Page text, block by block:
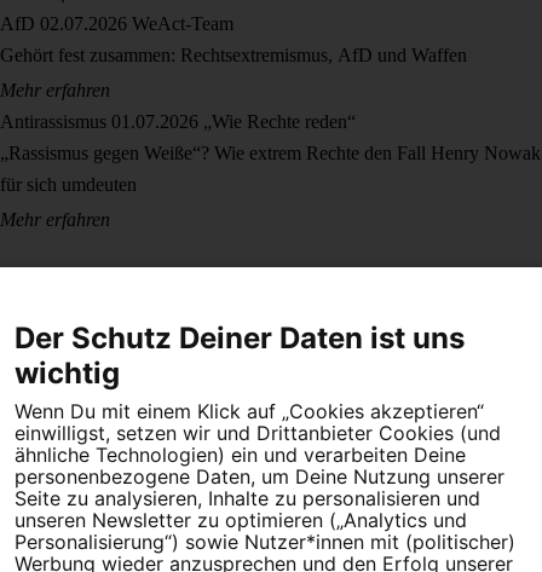
AfD 02.07.2026 WeAct-Team
Gehört fest zusammen: Rechtsextremismus, AfD und Waffen
Mehr erfahren
Antirassismus 01.07.2026 „Wie Rechte reden“
„Rassismus gegen Weiße“? Wie extrem Rechte den Fall Henry Nowak
für sich umdeuten
Mehr erfahren
Dein Engagement macht den Unterschied. Schließe Dich 4,5
Millionen Menschen an.
Newsletter bestellen
Der Schutz Deiner Daten ist uns
wichtig
Wenn Du mit einem Klick auf „Cookies akzeptieren“
einwilligst, setzen wir und Drittanbieter Cookies (und
ähnliche Technologien) ein und verarbeiten Deine
personenbezogene Daten, um Deine Nutzung unserer
Seite zu analysieren, Inhalte zu personalisieren und
unseren Newsletter zu optimieren („Analytics und
Personalisierung“) sowie Nutzer*innen mit (politischer)
Werbung wieder anzusprechen und den Erfolg unserer